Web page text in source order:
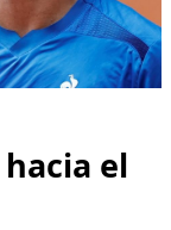
el